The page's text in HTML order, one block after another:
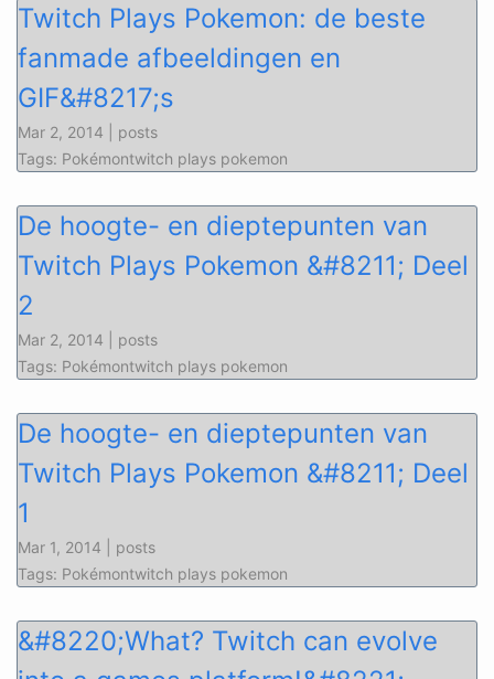
Twitch Plays Pokemon: de beste
fanmade afbeeldingen en
GIF&#8217;s
Mar 2, 2014 | posts
Tags: Pokémontwitch plays pokemon
De hoogte- en dieptepunten van
Twitch Plays Pokemon &#8211; Deel
2
Mar 2, 2014 | posts
Tags: Pokémontwitch plays pokemon
De hoogte- en dieptepunten van
Twitch Plays Pokemon &#8211; Deel
1
Mar 1, 2014 | posts
Tags: Pokémontwitch plays pokemon
&#8220;What? Twitch can evolve